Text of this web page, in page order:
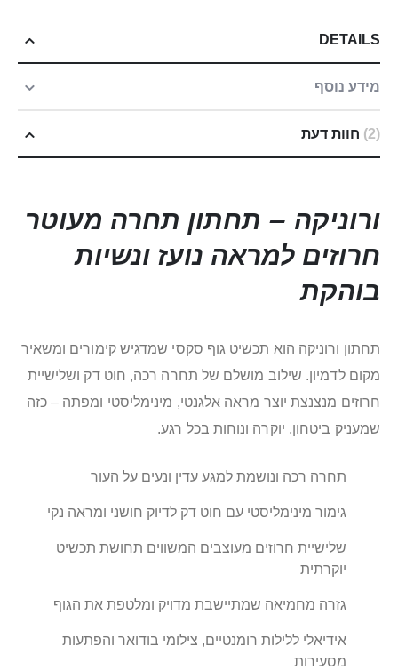
DETAILS
מידע נוסף
2 חוות דעת
ורוניקה – תחתון תחרה מעוטר
חרוזים למראה נועז ונשיות
בוהקת
תחתון ורוניקה הוא תכשיט גוף סקסי שמדגיש קימורים ומשאיר
מקום לדמיון. שילוב מושלם של תחרה רכה, חוט דק ושלישיית
חרוזים מנצנצת יוצר מראה אלגנטי, מינימליסטי ומפתה – כזה
שמעניק ביטחון, יוקרה ונוחות בכל רגע.
תחרה רכה ונושמת למגע עדין ונעים על העור
גימור מינימליסטי עם חוט דק לדיוק חושני ומראה נקי
שלישיית חרוזים מעוצבים המשווים תחושת תכשיט
יוקרתית
גזרה מחמיאה שמתיישבת מדויק ומלטפת את הגוף
אידיאלי ללילות רומנטיים, צילומי בודואר והפתעות
מסעירות